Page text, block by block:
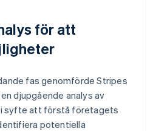
för att
fas genomförde Stripes
djupgående analys av
syfte att förstå företagets
potentiella